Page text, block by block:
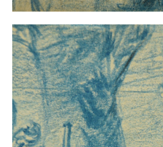
Theodor Zeller (1900-
Visionär
Walter Becker (1893-
Der Maler Richard Sprick
Suche